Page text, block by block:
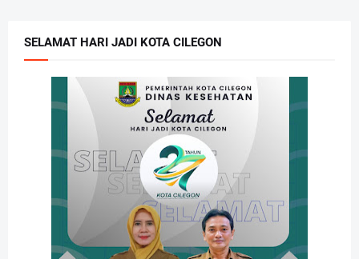
SELAMAT HARI JADI KOTA CILEGON